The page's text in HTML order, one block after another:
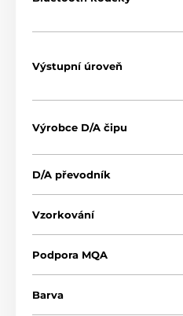
Výstupní úroveň
Výrobce D/A čipu
D/A převodník
Vzorkování
Podpora MQA
Barva